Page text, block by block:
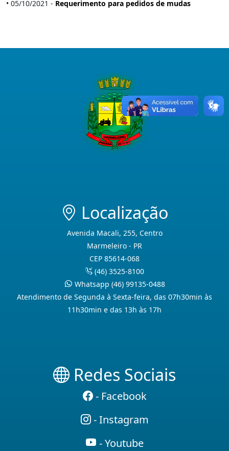
• 05/10/2021 - Requerimento para pedidos de mudas
Localização
Avenida Macali, 255, Centro
Marmeleiro - PR
CEP 85614-068
(46) 3525-8100
Whatsapp (46) 99135-0488
Atendimento de Segunda à Sexta-feira, das 07h30min às
11h30min e das 13h às 17h
Redes Sociais
- Facebook
- Instagram
- Youtube